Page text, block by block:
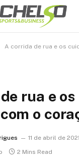
A corrida de rua e os
rua e os
o
11 de abril de
2 Mins Read